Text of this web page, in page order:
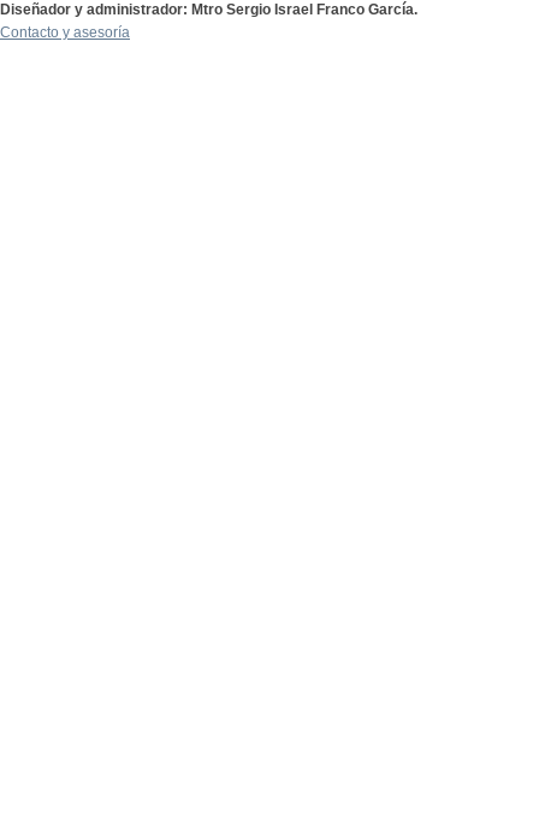
Diseñador y administrador: Mtro Sergio Israel Franco García.
Contacto y asesoría